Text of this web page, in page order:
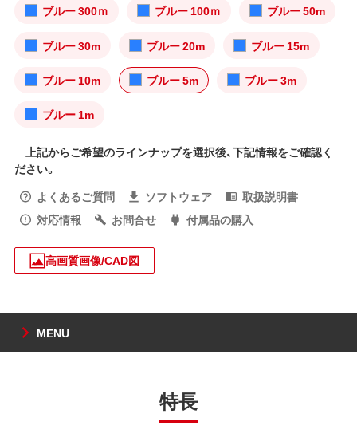
ブルー 300ｍ ブルー 100ｍ ブルー 50m
ブルー 30m ブルー 20m ブルー 15m
ブルー 10m ブルー 5m ブルー 3m
ブルー 1m
上記からご希望のラインナップを選択後、下記情報をご確認く
ださい。
よくあるご質問
ソフトウェア
取扱説明書
対応情報
お問合せ 付属品の購入
高画質画像/CAD図
MENU
特長